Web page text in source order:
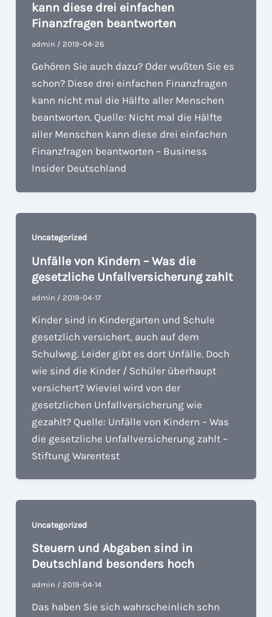
kann diese drei einfachen
Finanzfragen beantworten
admin / 2019-04-26
Gehören Sie auch dazu? Oder wußten Sie es
schon? Diese drei einfachen Finanzfragen
kann nicht mal die Hälfte aller Menschen
beantworten. Quelle: Nicht mal die Hälfte
aller Menschen kann diese drei einfachen
Finanzfragen beantworten – Business
Insider Deutschland
Uncategorized
Unfälle von Kindern – Was die
gesetzliche Unfallversicherung zahlt
admin / 2019-04-17
Kinder sind in Kindergarten und Schule
gesetzlich versichert, auch auf dem
Schulweg. Leider gibt es dort Unfälle. Doch
wie sind die Kinder / Schüler überhaupt
versichert? Wieviel wird von der
gesetzlichen Unfallversicherung wie
gezahlt? Quelle: Unfälle von Kindern – Was
die gesetzliche Unfallversicherung zahlt –
Stiftung Warentest
Uncategorized
Steuern und Abgaben sind in
Deutschland besonders hoch
admin / 2019-04-14
Das haben Sie sich wahrscheinlich schn